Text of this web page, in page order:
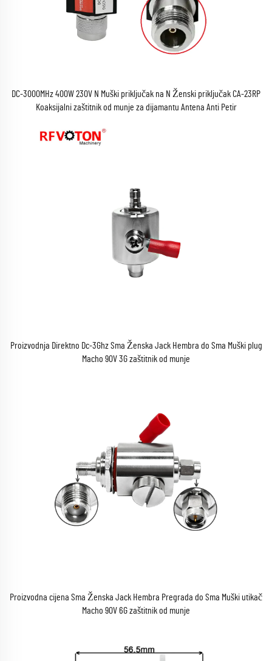
DC-3000MHz 400W 230V N Muški priključak na N Ženski priključak CA-23RP
Koaksijalni zaštitnik od munje za dijamantu Antena Anti Petir
Proizvodnja Direktno Dc-3Ghz Sma Ženska Jack Hembra do Sma Muški plug
Macho 90V 3G zaštitnik od munje
Proizvodna cijena Sma Ženska Jack Hembra Pregrada do Sma Muški utikač
Macho 90V 6G zaštitnik od munje